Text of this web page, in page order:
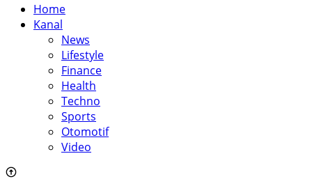
Home
Kanal
News
Lifestyle
Finance
Health
Techno
Sports
Otomotif
Video